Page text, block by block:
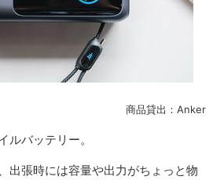
商品貸出：Anker
ルバッテリー。
出張時には容量や出力がちょっと物